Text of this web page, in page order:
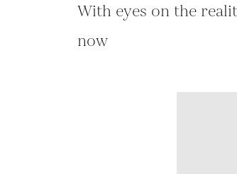
With eyes on the
now